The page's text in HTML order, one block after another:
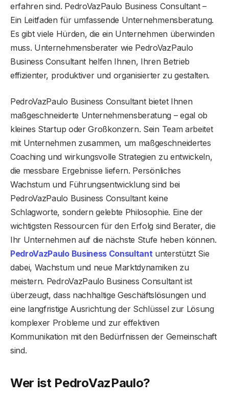
erfahren sind. PedroVazPaulo Business Consultant –
Ein Leitfaden für umfassende Unternehmensberatung.
Es gibt viele Hürden, die ein Unternehmen überwinden
muss. Unternehmensberater wie PedroVazPaulo
Business Consultant helfen Ihnen, Ihren Betrieb
effizienter, produktiver und organisierter zu gestalten.
PedroVazPaulo Business Consultant bietet Ihnen
maßgeschneiderte Unternehmensberatung – egal ob
kleines Startup oder Großkonzern. Sein Team arbeitet
mit Unternehmen zusammen, um maßgeschneidertes
Coaching und wirkungsvolle Strategien zu entwickeln,
die messbare Ergebnisse liefern. Persönliches
Wachstum und Führungsentwicklung sind bei
PedroVazPaulo Business Consultant keine
Schlagworte, sondern gelebte Philosophie. Eine der
wichtigsten Ressourcen für den Erfolg sind Berater, die
Ihr Unternehmen auf die nächste Stufe heben können.
PedroVazPaulo Business Consultant unterstützt Sie
dabei, Wachstum und neue Marktdynamiken zu
meistern. PedroVazPaulo Business Consultant ist
überzeugt, dass nachhaltige Geschäftslösungen und
eine langfristige Ausrichtung der Schlüssel zur Lösung
komplexer Probleme und zur effektiven
Kommunikation mit den Bedürfnissen der Gemeinschaft
sind.
Wer ist PedroVazPaulo?